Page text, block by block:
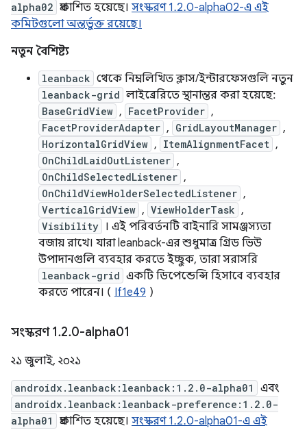
alpha02 প্রকাশিত হয়েছে। সংস্করণ 1.2.0-alpha02-এ এই
কমিটগুলো অন্তর্ভুক্ত রয়েছে।
নতুন বৈশিষ্ট্য
leanback থেকে নিম্নলিখিত ক্লাস/ইন্টারফেসগুলি নতুন
leanback-grid লাইব্রেরিতে স্থানান্তর করা হয়েছে:
BaseGridView , FacetProvider ,
FacetProviderAdapter , GridLayoutManager ,
HorizontalGridView , ItemAlignmentFacet ,
OnChildLaidOutListener ,
OnChildSelectedListener ,
OnChildViewHolderSelectedListener ,
VerticalGridView , ViewHolderTask ,
Visibility । এই পরিবর্তনটি বাইনারি সামঞ্জস্যতা
বজায় রাখে। যারা leanback-এর শুধুমাত্র গ্রিড ভিউ
উপাদানগুলি ব্যবহার করতে ইচ্ছুক, তারা সরাসরি
leanback-grid একটি ডিপেন্ডেন্সি হিসাবে ব্যবহার
করতে পারেন। ( If1e49 )
সংস্করণ 1.2.0-alpha01
২১ জুলাই, ২০২১
androidx.leanback:leanback:1.2.0-alpha01 এবং
androidx.leanback:leanback-preference:1.2.0-
alpha01
প্রকাশিত হয়েছে। সংস্করণ 1.2.0-alpha01-এ এই